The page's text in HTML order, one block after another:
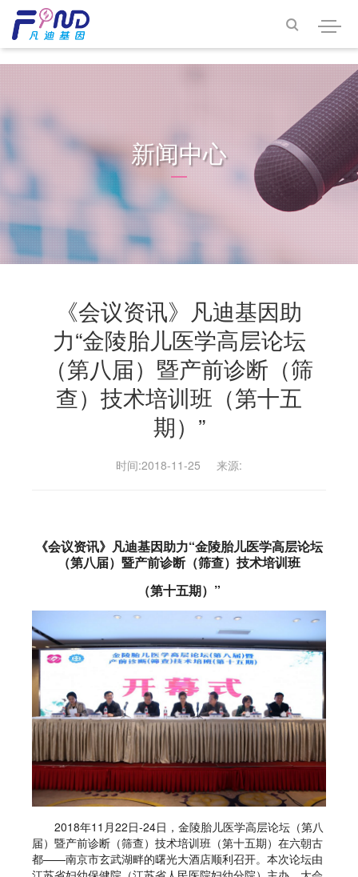
<<<<<<< HEAD

新闻中心
《会议资讯》凡迪基因助
力“金陵胎儿医学高层论坛
（第八届）暨产前诊断（筛
查）技术培训班（第十五
期）”
时间:2018-11-25 来源:
《会议资讯》凡迪基因助力“金陵胎儿医学高层论坛
（第八届）暨产前诊断（筛查）技术培训班
（第十五期）”
2018年11月22日-24日，金陵胎儿医学高层论坛（第八
届）暨产前诊断（筛查）技术培训班（第十五期）在六朝古
都——南京市玄武湖畔的曙光大酒店顺利召开。本次论坛由